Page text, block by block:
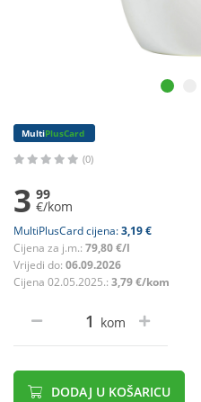
MultiPlusCard
(0)
3 99
€/kom
MultiPlusCard cijena:3,19 €
Cijena za j.m.: 79,80 €/l
Vrijedi do: 06.09.2026
Cijena 02.05.2025.: 3,79 €/kom
kom
DODAJ U KOŠARICU